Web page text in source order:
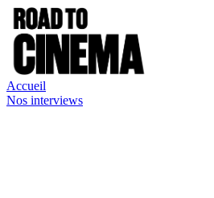
Accueil
Nos interviews